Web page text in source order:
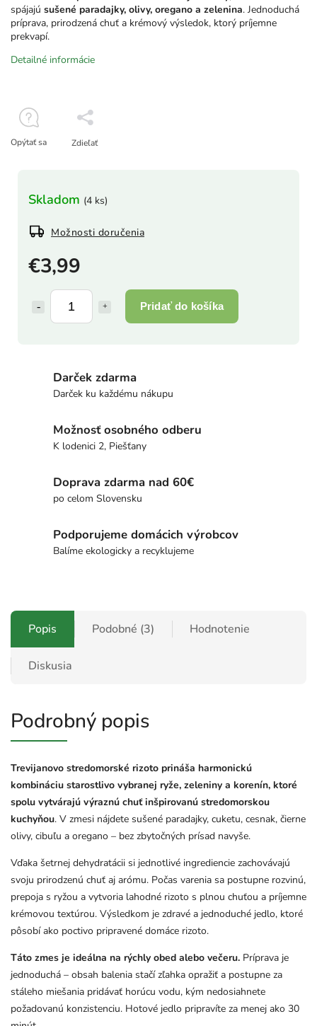
€3,99
Pridať do košíka
Skladom (4 ks)
Možnosti doručenia
spájajú sušené paradajky, olivy, oregano a zelenina. Jednoduchá
príprava, prirodzená chuť a krémový výsledok, ktorý príjemne
prekvapí.
Detailné informácie
Opýtať sa Zdieľať
Darček zdarma
Darček ku každému nákupu
Možnosť osobného odberu
K lodenici 2, Piešťany
Doprava zdarma nad 60€
po celom Slovensku
Podporujeme domácich výrobcov
Balíme ekologicky a recyklujeme
Popis Podobné (3) Hodnotenie
Diskusia
Podrobný popis
Trevijanovo stredomorské rizoto prináša harmonickú
kombináciu starostlivo vybranej ryže, zeleniny a korenín, ktoré
spolu vytvárajú výraznú chuť inšpirovanú stredomorskou
kuchyňou. V zmesi nájdete sušené paradajky, cuketu, cesnak, čierne
olivy, cibuľu a oregano – bez zbytočných prísad navyše.
Vďaka šetrnej dehydratácii si jednotlivé ingrediencie zachovávajú
svoju prirodzenú chuť aj arómu. Počas varenia sa postupne rozvinú,
prepoja s ryžou a vytvoria lahodné rizoto s plnou chuťou a príjemne
krémovou textúrou. Výsledkom je zdravé a jednoduché jedlo, ktoré
pôsobí ako poctivo pripravené domáce rizoto.
Táto zmes je ideálna na rýchly obed alebo večeru. Príprava je
jednoduchá – obsah balenia stačí zľahka opražiť a postupne za
stáleho miešania pridávať horúcu vodu, kým nedosiahnete
požadovanú konzistenciu. Hotové jedlo pripravíte za menej ako 30